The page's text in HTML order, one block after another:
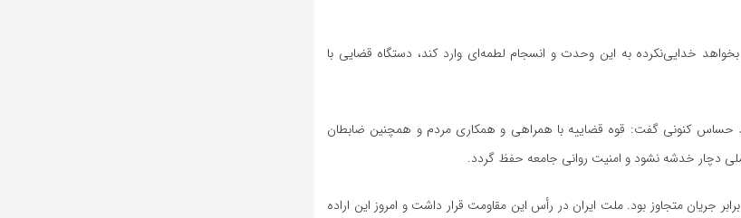
خدایی‌نکرده به این وحدت و انسجام لطمه‌ای وارد کند، دستگاه قضایی با
حساس کنونی گفت: قوه قضاییه با همراهی و همکاری مردم و همچنین ضابطان
دچار خدشه نشود و امنیت روانی جامعه حفظ گردد.
جریان متجاوز بود. ملت ایران در رأس این مقاومت قرار داشت و امروز این اراده